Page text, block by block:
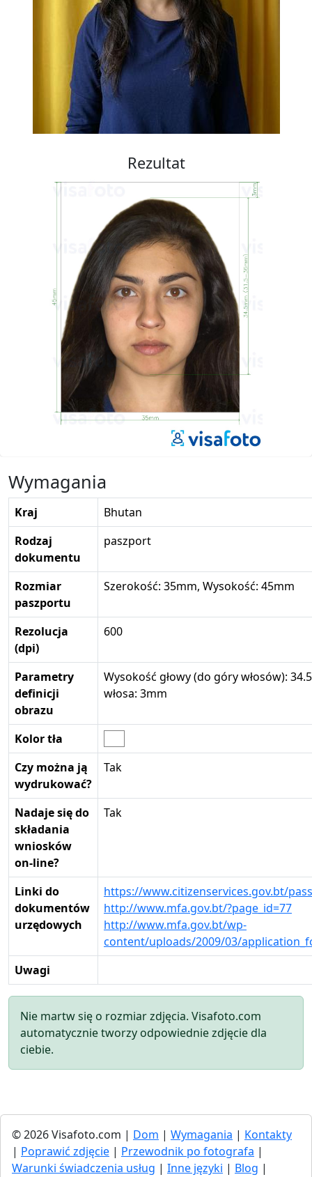
Rezultat
Wymagania
Kraj
Bhutan
Rodzaj
dokumentu
paszport
Rozmiar
paszportu
Szerokość: 35mm, Wysokość: 45mm
Rezolucja
(dpi)
600
Parametry
definicji
obrazu
Wysokość głowy (do góry włosów):
włosa: 3mm
Kolor tła
Czy można ją
wydrukować?
Tak
Nadaje się do
składania
wniosków
on-line?
Tak
Linki do
dokumentów
urzędowych
https://www.citizenservices.gov.bt/
http://www.mfa.gov.bt/?page_id=77
http://www.mfa.gov.bt/wp-
content/uploads/2009/03/
Uwagi
Nie martw się o rozmiar zdjęcia. Visafoto.com
automatycznie tworzy odpowiednie zdjęcie dla
ciebie.
© 2026 Visafoto.com | Dom | Wymagania | Kontakty
| Poprawić zdjęcie | Przewodnik po fotografa |
Warunki świadczenia usług | Inne języki | Blog |